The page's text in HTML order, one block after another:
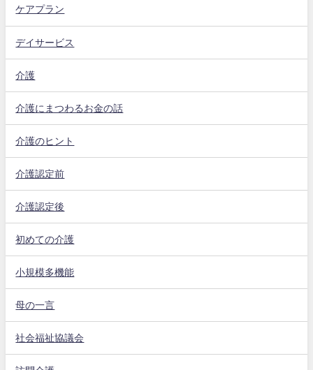
ケアプラン
デイサービス
介護
介護にまつわるお金の話
介護のヒント
介護認定前
介護認定後
初めての介護
小規模多機能
母の一言
社会福祉協議会